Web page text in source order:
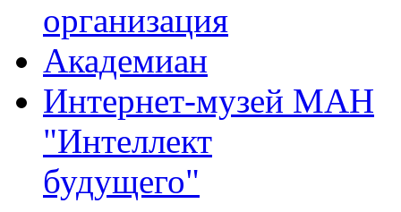
организация
Академиан
Интернет-музей МАН
"Интеллект
будущего"